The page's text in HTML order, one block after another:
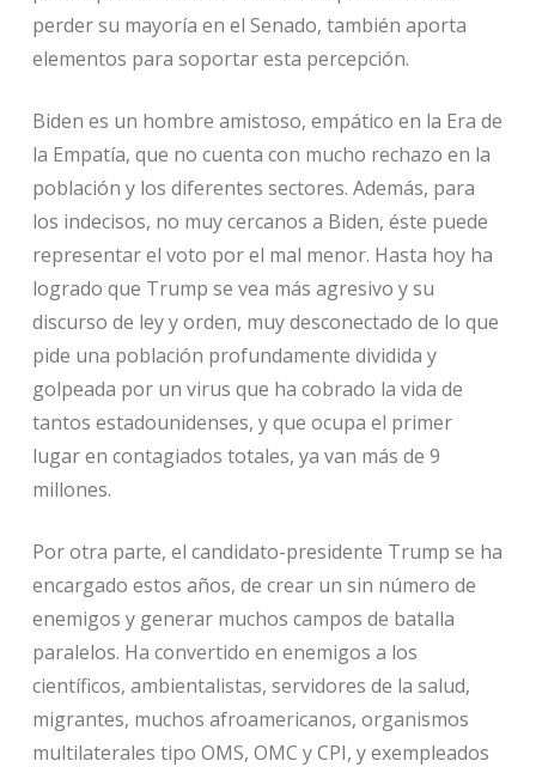
perder su mayoría en el Senado, también aporta
elementos para soportar esta percepción.
Biden es un hombre amistoso, empático en la Era de
la Empatía, que no cuenta con mucho rechazo en la
población y los diferentes sectores. Además, para
los indecisos, no muy cercanos a Biden, éste puede
representar el voto por el mal menor. Hasta hoy ha
logrado que Trump se vea más agresivo y su
discurso de ley y orden, muy desconectado de lo que
pide una población profundamente dividida y
golpeada por un virus que ha cobrado la vida de
tantos estadounidenses, y que ocupa el primer
lugar en contagiados totales, ya van más de 9
millones.
Por otra parte, el candidato-presidente Trump se ha
encargado estos años, de crear un sin número de
enemigos y generar muchos campos de batalla
paralelos. Ha convertido en enemigos a los
científicos, ambientalistas, servidores de la salud,
migrantes, muchos afroamericanos, organismos
multilaterales tipo OMS, OMC y CPI, y exempleados